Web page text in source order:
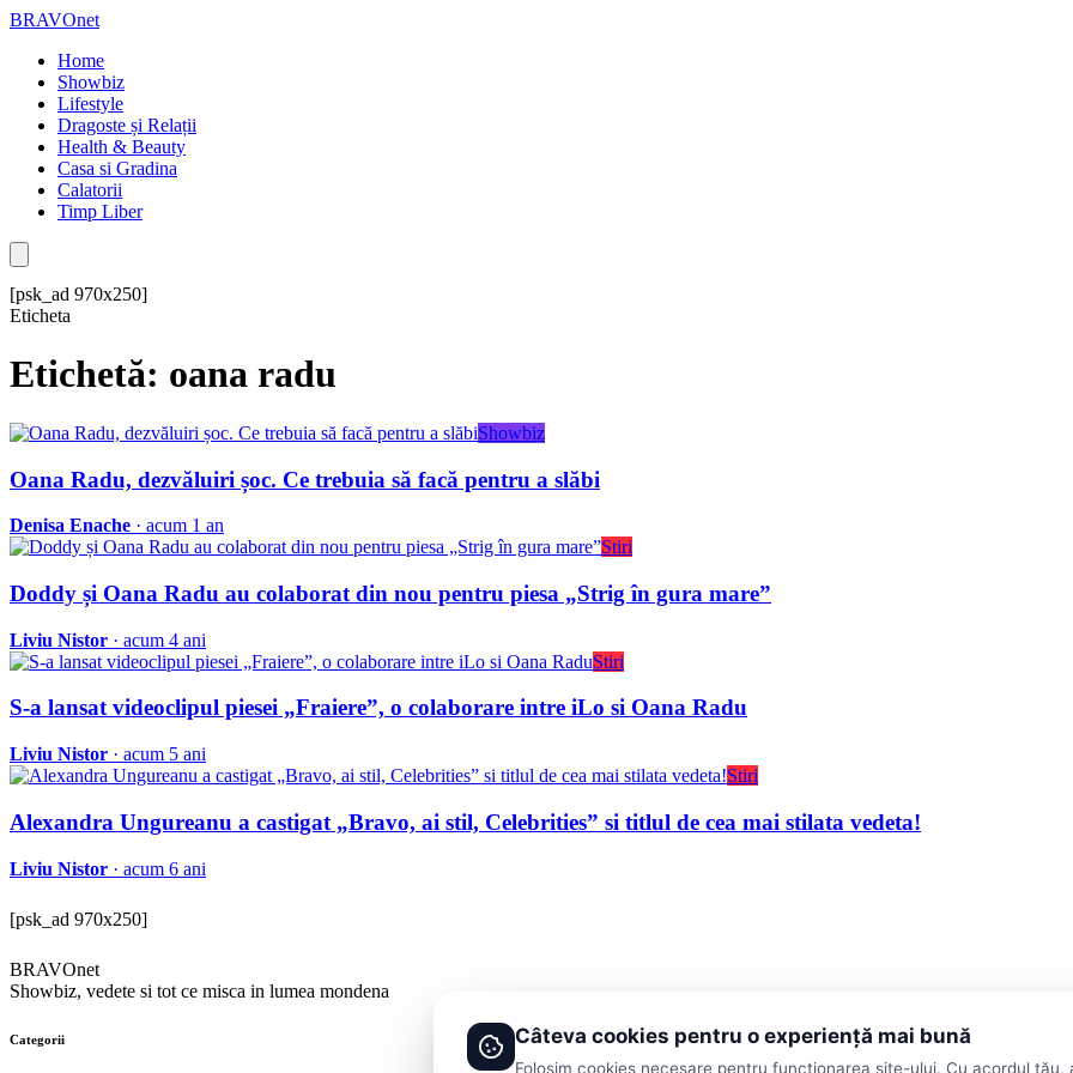
BRAVOnet
Home
Showbiz
Lifestyle
Dragoste și Relații
Health & Beauty
Casa si Gradina
Calatorii
Timp Liber
[psk_ad 970x250]
Eticheta
Etichetă: oana radu
Showbiz
Oana Radu, dezvăluiri șoc. Ce trebuia să facă pentru a slăbi
Denisa Enache · acum 1 an
Stiri
Doddy și Oana Radu au colaborat din nou pentru piesa „Strig în gura mare”
Liviu Nistor · acum 4 ani
Stiri
S-a lansat videoclipul piesei „Fraiere”, o colaborare intre iLo si Oana Radu
Liviu Nistor · acum 5 ani
Stiri
Alexandra Ungureanu a castigat „Bravo, ai stil, Celebrities” si titlul de cea mai stilata vedeta!
Liviu Nistor · acum 6 ani
[psk_ad 970x250]
BRAVOnet
Showbiz, vedete si tot ce misca in lumea mondena
Categorii Câteva cookies pentru o experiență mai bună
Folosim cookies necesare pentru funcționarea site-ului. Cu acordul tău,